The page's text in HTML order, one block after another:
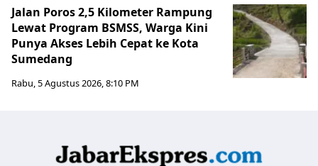
Jalan Poros 2,5 Kilometer Rampung
Lewat Program BSMSS, Warga Kini
Punya Akses Lebih Cepat ke Kota
Sumedang
Rabu, 5 Agustus 2026, 8:10 PM